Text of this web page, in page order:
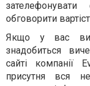
обговорити
Якщо у вас
знадобиться
сайті компанії
присутня вся